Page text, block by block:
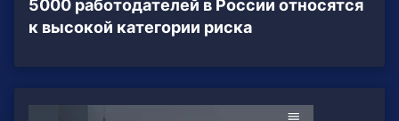
5000 работодателей в России относятся
к высокой категории риска